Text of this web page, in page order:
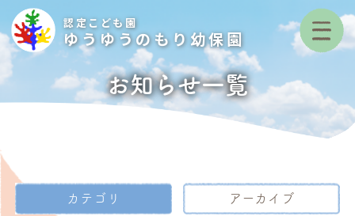
認定こども園
ゆうゆうのもり幼保園
お知らせ一覧
カテゴリ アーカイブ